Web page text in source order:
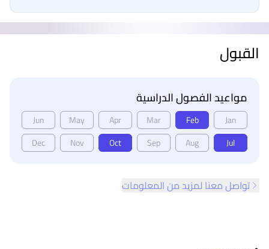
القبول
مواعيد الفصول الدراسية
Jan
Feb
Mar
Apr
May
Jun
Jul
Aug
Sep
Oct
Nov
Dec
تواصل معنا لمزيد من المعلومات